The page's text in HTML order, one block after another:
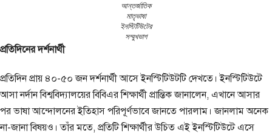
আন্তর্জাতিক
মাতৃভাষা
ইনস্টিটিউটের
সম্মুখভাগ
প্রতিদিনের দর্শনার্থী
প্রতিদিন প্রায় ৪০-৫০ জন দর্শনার্থী আসে ইনস্টিটিউটটি দেখতে। ইনস্টিটিউটে
আসা নর্দান বিশ্ববিদ্যালয়ের বিবিএর শিক্ষার্থী প্রান্তিক জানালেন, এখানে আসার
পর ভাষা আন্দোলনের ইতিহাস পরিপূর্ণভাবে জানতে পারলাম। জানলাম অনেক
না-জানা বিষয়ও। তাঁর মতে, প্রতিটি শিক্ষার্থীর উচিত এই ইনস্টিটিউটে এসে